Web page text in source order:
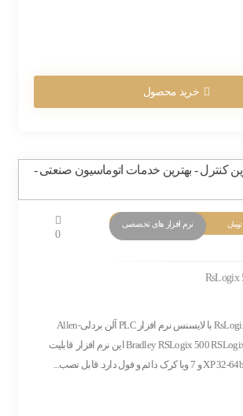
خرید محصول
تومان نرم افزار های تخصصی
0
نرم افزار RsLogix 500 v8.20 با لایسنس نرم افزار PLC آلن بردلی-Allen
Bradley RSLogix 500 RSLogix 500 Pro RSLinx Pro این نرم افزار قابلیت